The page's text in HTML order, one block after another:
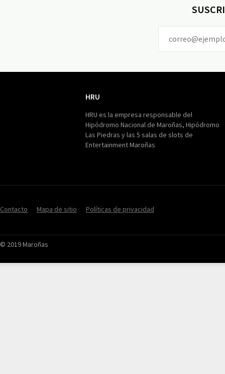
HRU
HRU es la empresa responsable del
Hipódromo Nacional de Maroñas, Hipódromo
Las Piedras y las 5 salas de slots de
Entertainment Maroñas
Contacto Mapa de sitio Políticas de privacidad
© 2019 Maroñas